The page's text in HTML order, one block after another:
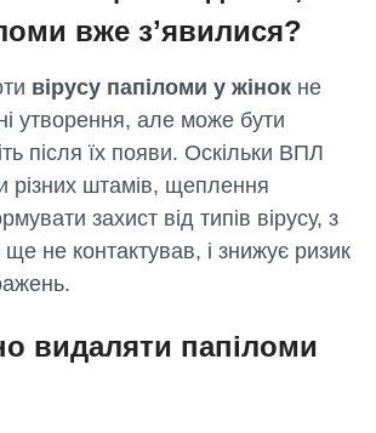
вже зʼявилися?
вірусу папіломи у жінок не
утворення, але може бути
після їх появи. Оскільки ВПЛ
різних штамів, щеплення
захист від типів вірусу, з
не контактував, і знижує ризик
видаляти папіломи